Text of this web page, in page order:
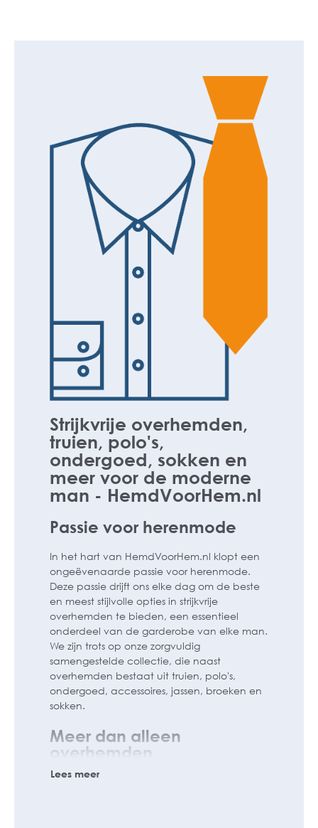
Strijkvrije overhemden,
truien, polo's,
ondergoed, sokken en
meer voor de moderne
man - HemdVoorHem.nl
Passie voor herenmode
In het hart van HemdVoorHem.nl klopt een
ongeëvenaarde passie voor herenmode.
Deze passie drijft ons elke dag om de beste
en meest stijlvolle opties in strijkvrije
overhemden te bieden, een essentieel
onderdeel van de garderobe van elke man.
We zijn trots op onze zorgvuldig
samengestelde collectie, die naast
overhemden bestaat uit truien, polo's,
ondergoed, accessoires, jassen, broeken en
sokken.
Meer dan alleen
overhemden
Strijkvrije overhemden blijven onze primaire
Lees meer